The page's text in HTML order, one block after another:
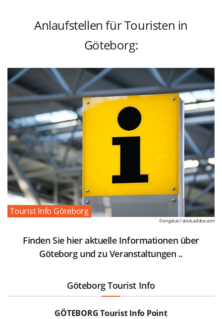
Anlaufstellen für Touristen in
Göteborg:
Tourist Info Göteborg
© engel.ac /stock.adobe.com
Finden Sie hier aktuelle Informationen über
Göteborg und zu Veranstaltungen ..
Göteborg Tourist Info
GÖTEBORG Tourist Info Point